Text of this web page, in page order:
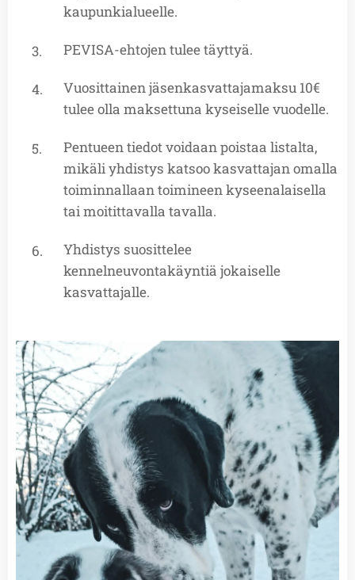
kaupunkialueelle.
PEVISA-ehtojen tulee täyttyä.
Vuosittainen jäsenkasvattajamaksu 10€
tulee olla maksettuna kyseiselle vuodelle.
Pentueen tiedot voidaan poistaa listalta,
mikäli yhdistys katsoo kasvattajan omalla
toiminnallaan toimineen kyseenalaisella
tai moitittavalla tavalla.
Yhdistys suosittelee
kennelneuvontakäyntiä jokaiselle
kasvattajalle.